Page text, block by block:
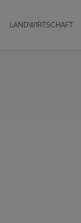
LANDWIRTSCHAFT